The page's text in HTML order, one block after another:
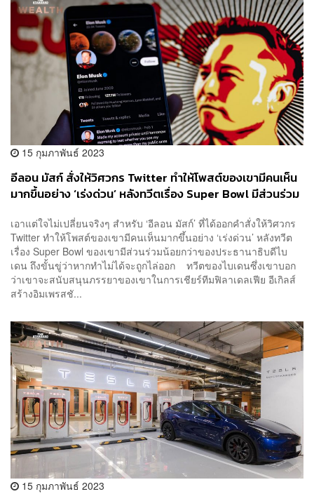
15 กุมภาพันธ์ 2023
อีลอน มัสก์ สั่งให้วิศวกร Twitter ทำให้โพสต์ของเขามีคนเห็น
มากขึ้นอย่าง ‘เร่งด่วน’ หลังทวีตเรื่อง Super Bowl มีส่วนร่วม
เอาแต่ใจไม่เปลี่ยนจริงๆ สำหรับ ‘อีลอน มัสก์’ ที่ได้ออกคำสั่งให้วิศวกร
Twitter ทำให้โพสต์ของเขามีคนเห็นมากขึ้นอย่าง ‘เร่งด่วน’ หลังทวีต
เรื่อง Super Bowl ของเขามีส่วนร่วมน้อยกว่าของประธานาธิบดีไบ
เดน ถึงขั้นขู่ว่าหากทำไม่ได้จะถูกไล่ออก ทวีตของไบเดนซึ่งเขาบอก
ว่าเขาจะสนับสนุนภรรยาของเขาในการเชียร์ทีมฟิลาเดลเฟีย อีเกิลส์
สร้างอิมเพรสชั...
15 กุมภาพันธ์ 2023